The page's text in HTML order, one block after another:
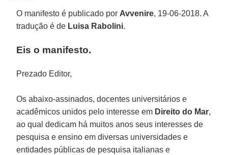
O manifesto é publicado por Avvenire, 19-06-2018. A
tradução é de Luisa Rabolini.
Eis o manifesto.
Prezado Editor,
Os abaixo-assinados, docentes universitários e
acadêmicos unidos pelo interesse em Direito do Mar,
ao qual dedicam há muitos anos seus interesses de
pesquisa e ensino em diversas universidades e
entidades públicas de pesquisa italianas e